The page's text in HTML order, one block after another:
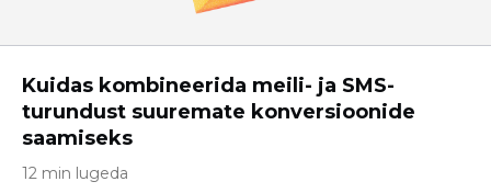
Kuidas kombineerida meili- ja SMS-
turundust suuremate konversioonide
saamiseks
12 min lugeda